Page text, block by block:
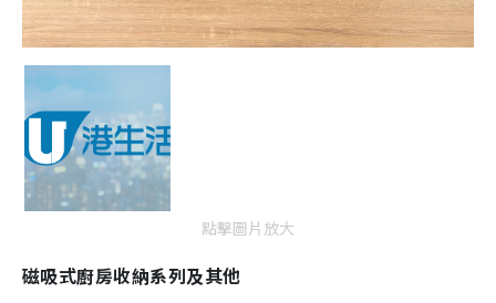
點擊圖片放大
磁吸式廚房收納系列及其他